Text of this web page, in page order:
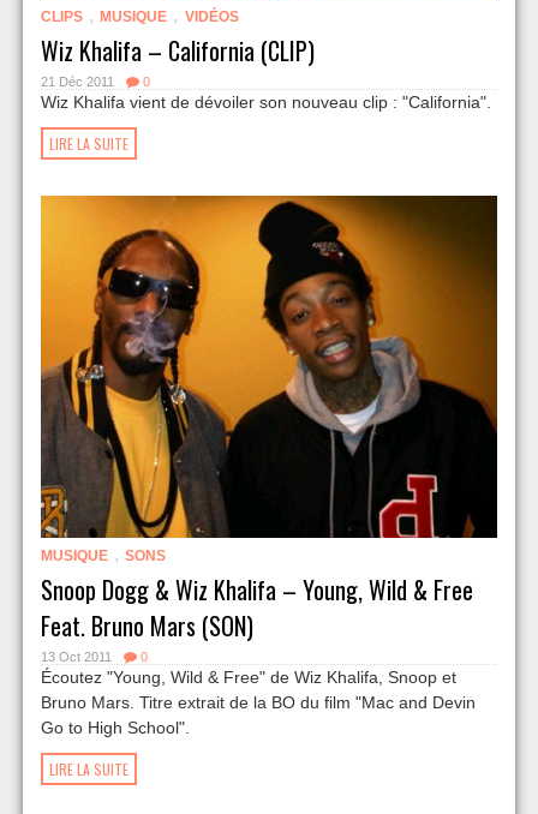
CLIPS , MUSIQUE , VIDÉOS
Wiz Khalifa – California (CLIP)
21 Déc 2011 0
Wiz Khalifa vient de dévoiler son nouveau clip : "California".
LIRE LA SUITE
MUSIQUE , SONS
Snoop Dogg & Wiz Khalifa – Young, Wild & Free
Feat. Bruno Mars (SON)
13 Oct 2011 0
Écoutez "Young, Wild & Free" de Wiz Khalifa, Snoop et
Bruno Mars. Titre extrait de la BO du film "Mac and Devin
Go to High School".
LIRE LA SUITE